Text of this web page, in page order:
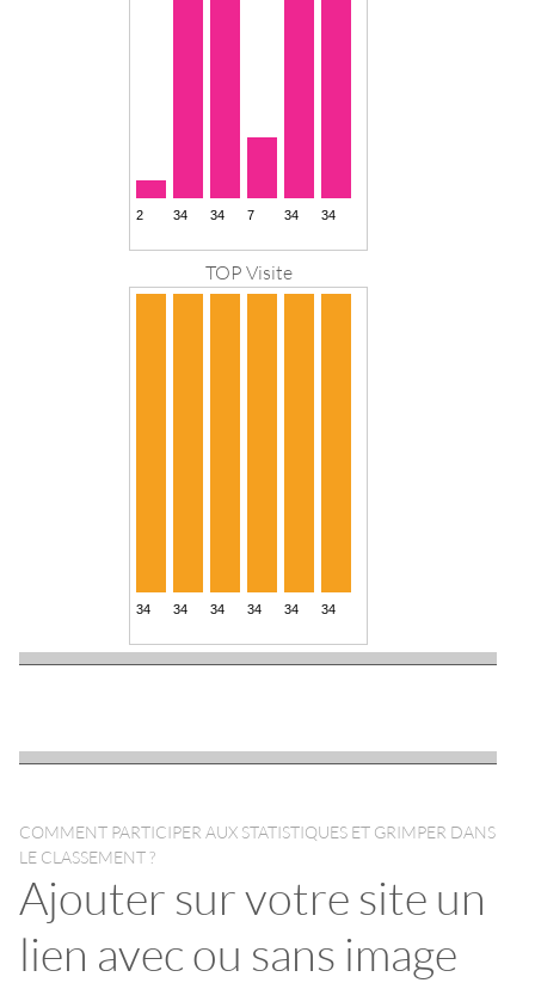
TOP Visite
COMMENT PARTICIPER AUX STATISTIQUES ET GRIMPER DANS
LE CLASSEMENT ?
Ajouter sur votre site un
lien avec ou sans image